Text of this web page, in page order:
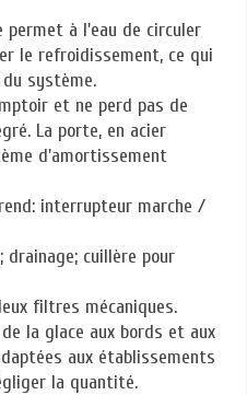
à l'eau de circuler
le refroidissement, ce qui
système.
et ne perd pas de
La porte, en acier
d'amortissement
interrupteur marche /
drainage; cuillère pour
filtres mécaniques.
la glace aux bords et aux
aux établissements
la quantité.